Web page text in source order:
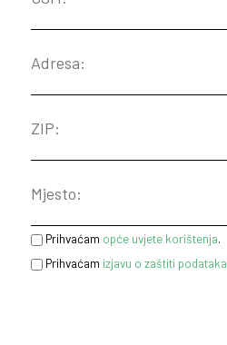
Prihvaćam opće uvjete korištenja.
Prihvaćam izjavu o zaštiti podataka